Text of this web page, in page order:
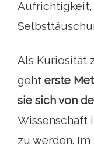
Als Kuriosität
geht erste
sie sich von
Wissenschaft
zu werden.